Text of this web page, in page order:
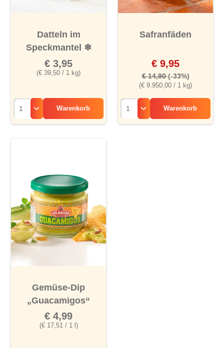
Datteln im
Speckmantel ❄
(€ 39,50 / 1 kg)
€ 3,95
Warenkorb
Safranfäden
(€ 9.950,00 / 1 kg)
€ 9,95
€ 14,90(-33%)
Warenkorb
Gemüse-Dip
„Guacamigos“
(€ 17,51 / 1 l)
€ 4,99